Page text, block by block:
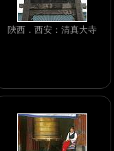
陝西．西安：清真大寺